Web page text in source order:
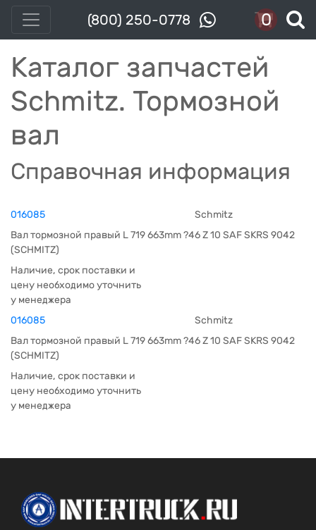
(800) 250-0778 0
Каталог запчастей
Schmitz. Тормозной
вал
Справочная информация
016085
Schmitz
Вал тормозной правый L 719 663mm ?46 Z 10 SAF SKRS 9042
(SCHMITZ)
Наличие, срок поставки и
цену необходимо уточнить
у менеджера
016085
Schmitz
Вал тормозной правый L 719 663mm ?46 Z 10 SAF SKRS 9042
(SCHMITZ)
Наличие, срок поставки и
цену необходимо уточнить
у менеджера